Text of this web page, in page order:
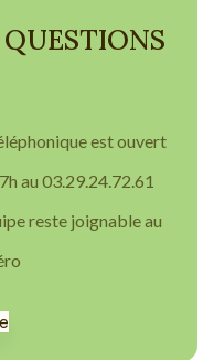
est ouvert
au 03.29.24.72.61
reste joignable au